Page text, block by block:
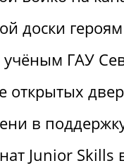
доски
ГАУ
открытых
в
Junior Skills